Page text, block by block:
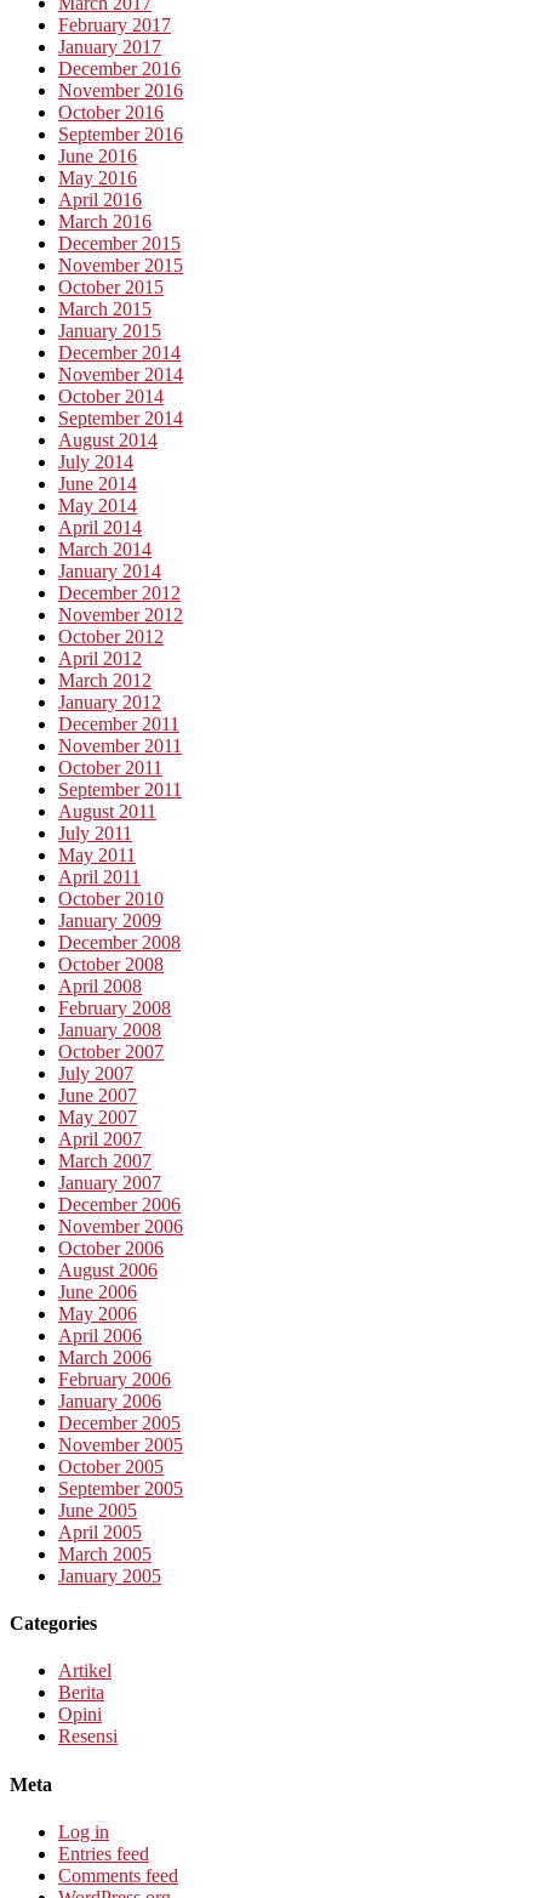
February 2017
January 2017
December 2016
November 2016
October 2016
September 2016
June 2016
May 2016
April 2016
March 2016
December 2015
November 2015
October 2015
March 2015
January 2015
December 2014
November 2014
October 2014
September 2014
August 2014
July 2014
June 2014
May 2014
April 2014
March 2014
January 2014
December 2012
November 2012
October 2012
April 2012
March 2012
January 2012
December 2011
November 2011
October 2011
September 2011
August 2011
July 2011
May 2011
April 2011
October 2010
January 2009
December 2008
October 2008
April 2008
February 2008
January 2008
October 2007
July 2007
June 2007
May 2007
April 2007
March 2007
January 2007
December 2006
November 2006
October 2006
August 2006
June 2006
May 2006
April 2006
March 2006
February 2006
January 2006
December 2005
November 2005
October 2005
September 2005
June 2005
April 2005
March 2005
January 2005
Categories
Artikel
Berita
Opini
Resensi
Meta
Log in
Entries feed
Comments feed